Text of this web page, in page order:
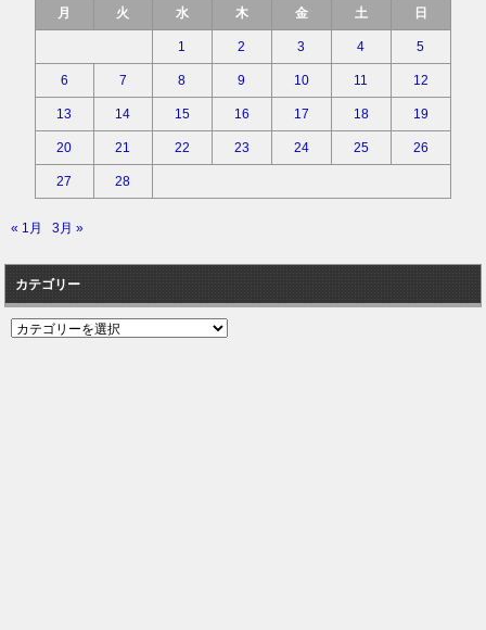
月
火 水 木 金 土 日
1 2 3 4 5
6 7 8 9 10 11 12
13 14 15 16 17 18 19
20 21 22 23 24 25 26
27 28
« 1月 3月 »
カテゴリー
カ